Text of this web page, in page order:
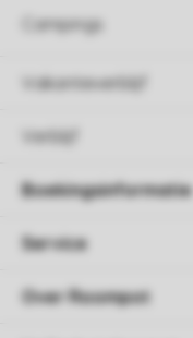
Campings
Vakantieverblijf
Verblijf
Boekingsinformatie
Service
Over Roompot